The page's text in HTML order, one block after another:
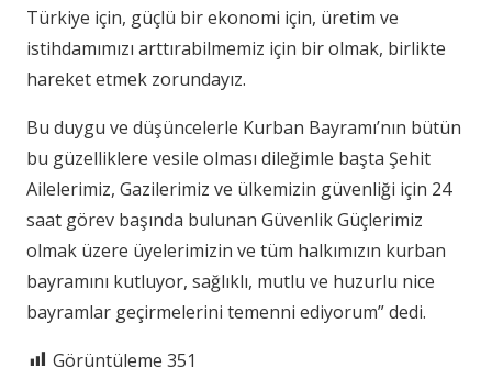
Türkiye için, güçlü bir ekonomi için, üretim ve
istihdamımızı arttırabilmemiz için bir olmak, birlikte
hareket etmek zorundayız.
Bu duygu ve düşüncelerle Kurban Bayramı’nın bütün
bu güzelliklere vesile olması dileğimle başta Şehit
Ailelerimiz, Gazilerimiz ve ülkemizin güvenliği için 24
saat görev başında bulunan Güvenlik Güçlerimiz
olmak üzere üyelerimizin ve tüm halkımızın kurban
bayramını kutluyor, sağlıklı, mutlu ve huzurlu nice
bayramlar geçirmelerini temenni ediyorum” dedi.
Görüntüleme 351